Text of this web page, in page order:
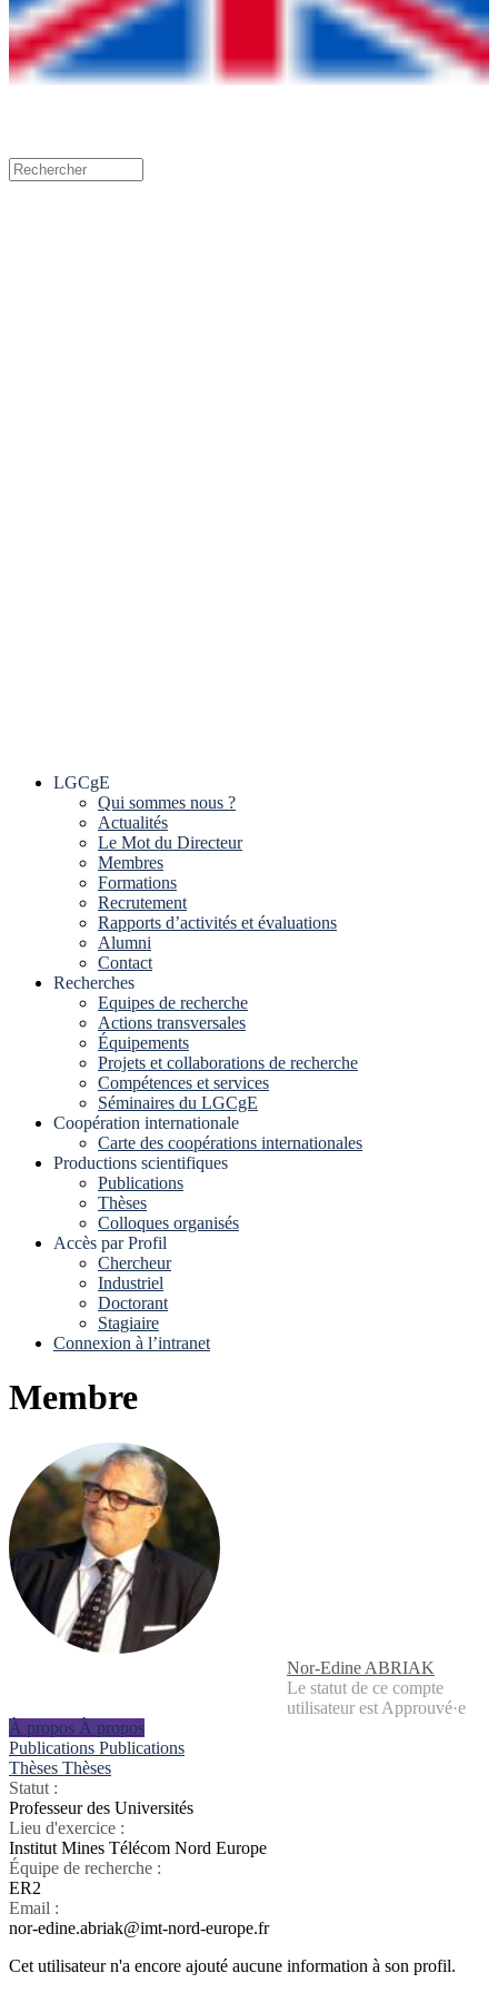
LGCgE
Qui sommes nous ?
Actualités
Le Mot du Directeur
Membres
Formations
Recrutement
Rapports d’activités et évaluations
Alumni
Contact
Recherches
Equipes de recherche
Actions transversales
Équipements
Projets et collaborations de recherche
Compétences et services
Séminaires du LGCgE
Coopération internationale
Carte des coopérations internationales
Productions scientifiques
Publications
Thèses
Colloques organisés
Accès par Profil
Chercheur
Industriel
Doctorant
Stagiaire
Connexion à l’intranet
Membre
Nor-Edine ABRIAK
Le statut de ce compte
utilisateur est Approuvé·e
À propos À propos
Publications Publications
Thèses Thèses
Statut :
Professeur des Universités
Lieu d'exercice :
Institut Mines Télécom Nord Europe
Équipe de recherche :
ER2
Email :
nor-edine.abriak@imt-nord-europe.fr
Cet utilisateur n'a encore ajouté aucune information à son profil.